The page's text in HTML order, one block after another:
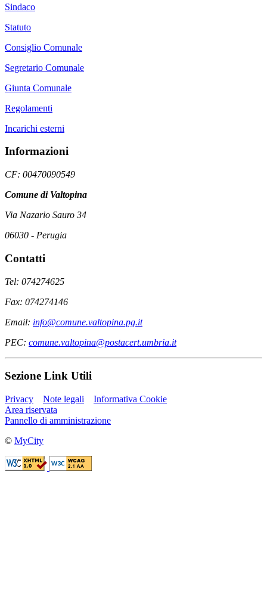
Sindaco
Statuto
Consiglio Comunale
Segretario Comunale
Giunta Comunale
Regolamenti
Incarichi esterni
Informazioni
CF: 00470090549
Comune di Valtopina
Via Nazario Sauro 34
06030 - Perugia
Contatti
Tel: 074274625
Fax: 074274146
Email: info@comune.valtopina.pg.it
PEC: comune.valtopina@postacert.umbria.it
Sezione Link Utili
Privacy Note legali
Informativa Cookie
Area riservata
Pannello di amministrazione
© MyCity